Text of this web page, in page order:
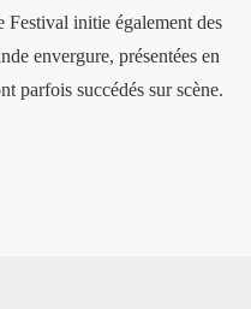
Festival initie également des
envergure, présentées en
parfois succédés sur scène.